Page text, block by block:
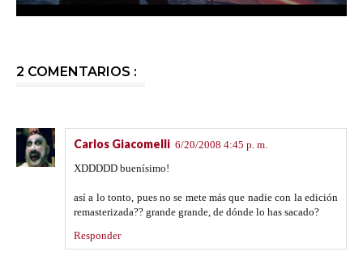
2 COMENTARIOS :
Carlos Giacomelli 6/20/2008 4:45 p. m.
XDDDDD buenísimo!
así a lo tonto, pues no se mete más que nadie con la edición
remasterizada?? grande grande, de dónde lo has sacado?
Responder